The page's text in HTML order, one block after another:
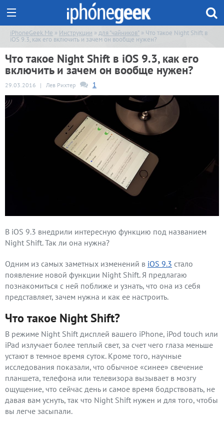
iPhoneGeek.Me » Инструкции »для "чайников" » Что такое Night Shift в
iOS 9.3, как его включить и зачем он вообще нужен?
Что такое Night Shift в iOS 9.3, как его
включить и зачем он вообще нужен?
29.03.2016 | Лев Рихтер 1
В iOS 9.3 внедрили интересную функцию под названием
Night Shift. Так ли она нужна?
Одним из самых заметных изменений в iOS 9.3 стало
появление новой функции Night Shift. Я предлагаю
познакомиться с ней поближе и узнать, что она из себя
представляет, зачем нужна и как ее настроить.
Что такое Night Shift?
В режиме Night Shift дисплей вашего iPhone, iPod touch или
iPad излучает более теплый свет, за счет чего глаза меньше
устают в темное время суток. Кроме того, научные
исследования показали, что обычное «синее» свечение
планшета, телефона или телевизора вызывает в мозгу
ощущение, что сейчас день и самое время бодрствовать, не
давая вам уснуть, так что Night Shift нужен и для того, чтобы
вы легче засыпали.